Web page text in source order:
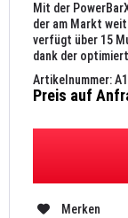
Mit der
der am Markt
verfügt über 15
dank der
Artikelnummer:
Preis auf
Merken